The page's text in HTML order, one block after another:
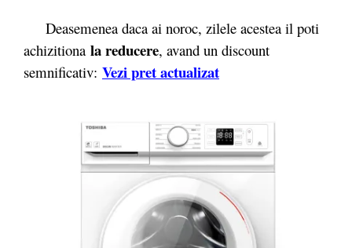
Deasemenea daca ai noroc, zilele acestea il poti
achizitiona la reducere, avand un discount
semnificativ: Vezi pret actualizat